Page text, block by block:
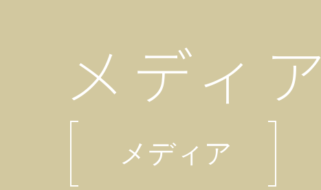
メディア
メディア